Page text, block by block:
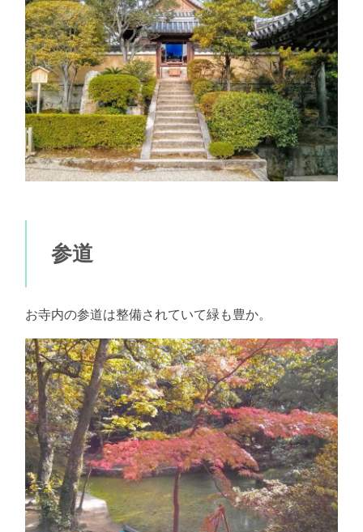
参道
お寺内の参道は整備されていて緑も豊か。